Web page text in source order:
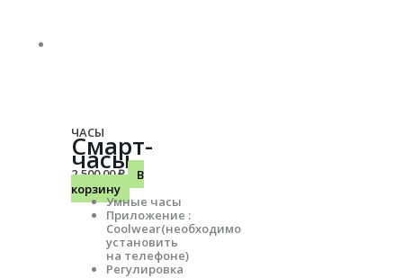
ЧАСЫ
Смарт-
часы
2,500.00₽
В
корзину
Умные часы
Приложение :
Coolwear(необходимо
установить
на телефоне)
Регулировка